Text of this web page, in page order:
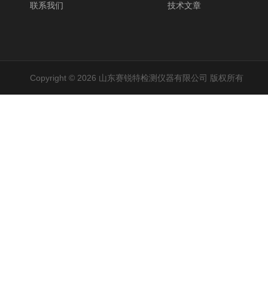
联系我们 技术文章
Copyright © 2026 山东赛锐特检测仪器有限公司 版权所有